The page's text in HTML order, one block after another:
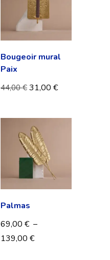
Bougeoir mural
Paix
44,00€ 31,00 €
Palmas
69,00 € –
139,00 €